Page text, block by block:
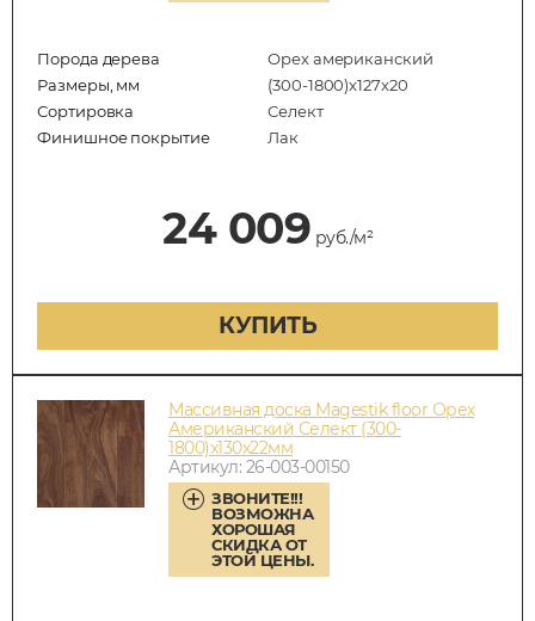
Порода дерева
Орех американский
Размеры, мм
(300-1800)x127x20
Сортировка
Селект
Финишное покрытие
Лак
24 009 руб./м²
КУПИТЬ
Массивная доска Magestik floor Орех
Американский Селект (300-
1800)x130x22мм
Артикул: 26-003-00150
ЗВОНИТЕ!!!
ВОЗМОЖНА
ХОРОШАЯ
СКИДКА ОТ
ЭТОЙ ЦЕНЫ.